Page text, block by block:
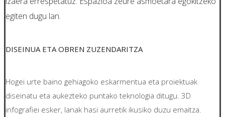
egiten dugu lan.
DISEINUA ETA OBREN ZUZENDARITZA
Hogei urte baino gehiagoko eskarmentua eta proiektuak
diseinatu eta aukezteko puntako teknologia ditugu. 3D
infografiei esker, lanak hasi aurretik ikusiko duzu emaitza.